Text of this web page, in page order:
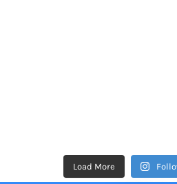
Load More